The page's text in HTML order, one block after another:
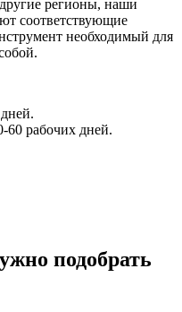
регионы, наши
соответствующие
необходимый для
60 рабочих дней.
подобрать